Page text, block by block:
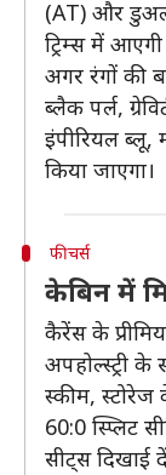
(AT) और
ट्रिम्स में
अगर रंगों की
ब्लैक पर्ल,
इंपीरियल ब्लू,
किया जाएगा।
फीचर्स
केबिन में
कैरेंस के
अपहोल्स्ट्री
स्कीम, स्टोरेज
60:0 स्प्लिट
सीट्स दिखाई